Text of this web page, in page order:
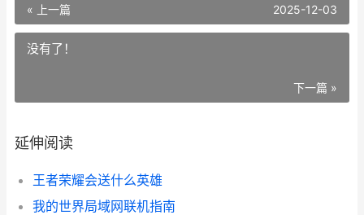
« 上一篇 2025-12-03
没有了！
下一篇 »
延伸阅读
王者荣耀会送什么英雄
我的世界局域网联机指南